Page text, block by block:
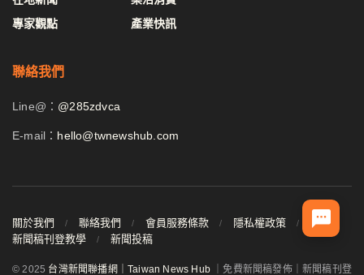
專家觀點
產業快訊
聯絡我們
Line@： @285zdvca
E-mail： hello@twnewshub.com
關於我們 聯絡我們 會員服務條款
隱私權政策
新聞稿刊登教學
新聞投稿
© 2025 台灣新聞聯播網｜Taiwan News Hub ｜免費新聞稿發佈｜新聞稿刊登